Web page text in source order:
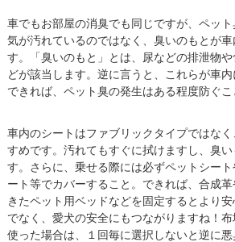
車でもお部屋の消臭でも同じですが、ペッ
気が汚れているのではなく、臭いのもとが
す。「臭いのもと」とは、尿などの排泄物
どが該当します。逆に言うと、これらが車
できれば、ペット臭の発生はある程度防ぐこ
車内のシートはファブリックタイプではな
すめです。汚れてもすぐに拭けますし、臭
す。さらに、乗せる際には必ずペットシー
ート等でカバーすること。できれば、合成
きたペット用ベッドなどを固定するとより
でなく、愛犬の安全にもつながりますね！
使った場合は、１回毎に選択しないと逆に